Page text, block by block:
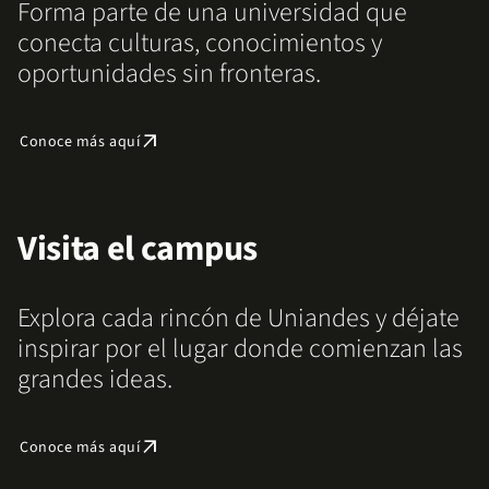
Forma parte de una universidad que
conecta culturas, conocimientos y
oportunidades sin fronteras.
Conoce más aquíarrow_outward
Visita el campus
Explora cada rincón de Uniandes y déjate
inspirar por el lugar donde comienzan las
grandes ideas.
Conoce más aquíarrow_outward